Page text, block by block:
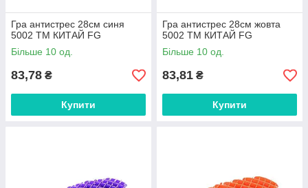
Гра антистрес 28см синя
5002 ТМ КИТАЙ FG
Більше 10 од.
83,78 ₴
Купити
Гра антистрес 28см жовта
5002 ТМ КИТАЙ FG
Більше 10 од.
83,81 ₴
Купити